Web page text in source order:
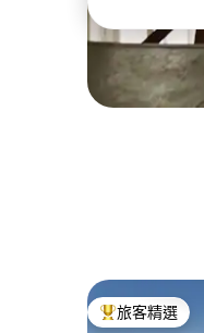
旅客精選榜首
旅客精選